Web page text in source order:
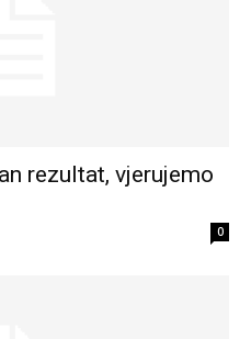
rezultat, vjerujemo
0